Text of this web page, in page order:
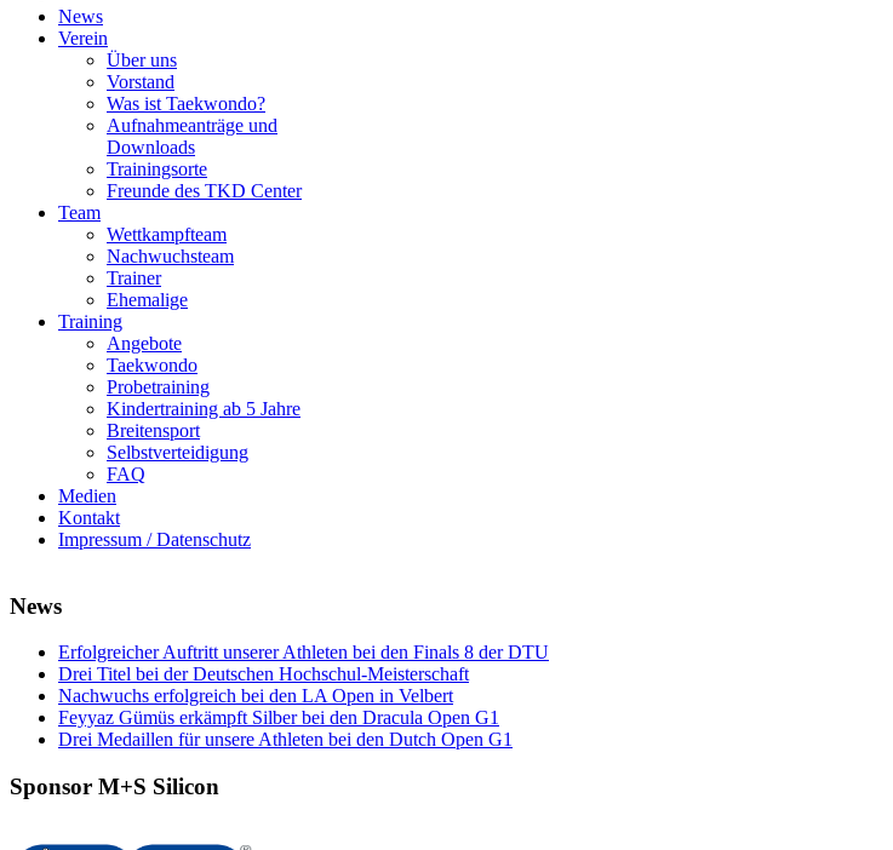
News
Verein
Über uns
Vorstand
Was ist Taekwondo?
Aufnahmeanträge und
Downloads
Trainingsorte
Freunde des TKD Center
Team
Wettkampfteam
Nachwuchsteam
Trainer
Ehemalige
Training
Angebote
Taekwondo
Probetraining
Kindertraining ab 5 Jahre
Breitensport
Selbstverteidigung
FAQ
Medien
Kontakt
Impressum / Datenschutz
News
Erfolgreicher Auftritt unserer Athleten bei den Finals 8 der DTU
Drei Titel bei der Deutschen Hochschul-Meisterschaft
Nachwuchs erfolgreich bei den LA Open in Velbert
Feyyaz Gümüs erkämpft Silber bei den Dracula Open G1
Drei Medaillen für unsere Athleten bei den Dutch Open G1
Sponsor M+S Silicon